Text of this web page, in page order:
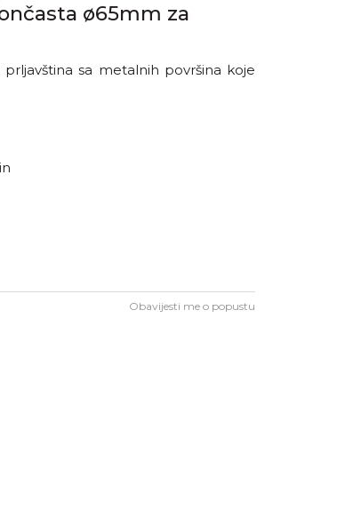
ø65mm za
sa metalnih površina koje
Obavijesti me o popustu